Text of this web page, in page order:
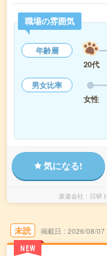
職場の雰囲気
年齢層
20代
男女比率
女性
気になる!
派遣会社 日研
未読
NEW
掲載日 2026/08/07